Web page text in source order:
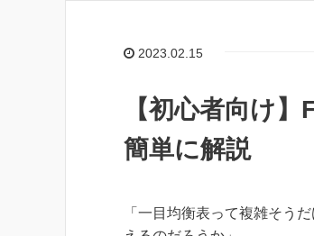
2023.02.15
【初心者向け
簡単に解説
「一目均衡表って複雑そう